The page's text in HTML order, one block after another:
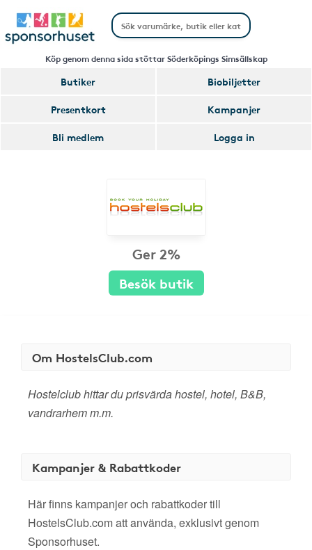
Köp genom denna sida stöttar Söderköpings Simsällskap
Butiker
Biobiljetter
Presentkort
Kampanjer
Bli medlem
Logga in
Ger 2%
Besök butik
Om HostelsClub.com
Hostelclub hittar du prisvärda hostel, hotel, B&B,
vandrarhem m.m.
Kampanjer & Rabattkoder
Här finns kampanjer och rabattkoder till
HostelsClub.com att använda, exklusivt genom
Sponsorhuset.